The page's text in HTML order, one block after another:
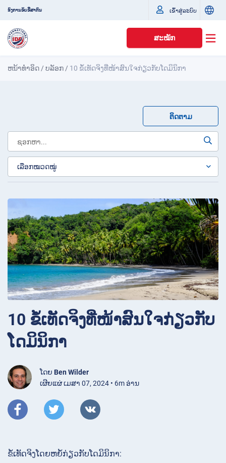
ອົງການຂັບຂີ່ສາກົນ ເຂົ້າສູ່ລະບົບ
ສະໝັກ
ຫນ້າທໍາອິດ /ບລັອກ / 10 ຂໍ້ເທັດຈິງທີ່ໜ້າສົນໃຈກ່ຽວກັບໂດມິນິກາ
ຕິດຕາມ
10 ຂໍ້ເທັດຈິງທີ່ໜ້າສົນໃຈກ່ຽວກັບ
ໂດມິນິກາ
ໂດຍ Ben Wilder
ເຜີຍແຜ່ ເມສາ 07, 2024 • 6m ອ່ານ
ຂໍ້ເທັດຈິງໂດຍຫຍໍ້ກ່ຽວກັບໂດມິນິກາ: